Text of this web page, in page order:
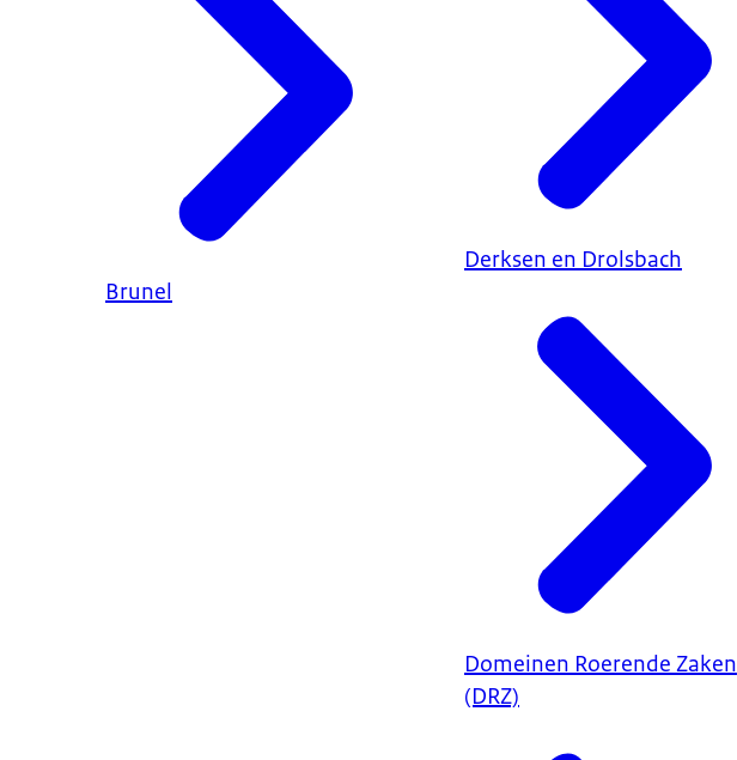
Brunel
Derksen en Drolsbach
Domeinen Roerende Zaken
(DRZ)